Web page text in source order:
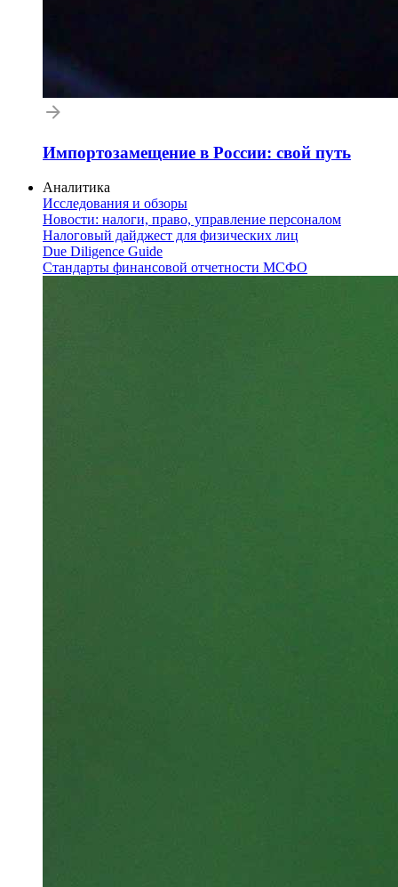
Импортозамещение в России: свой путь
Аналитика
Исследования и обзоры
Новости: налоги, право, управление персоналом
Налоговый дайджест для физических лиц
Due Diligence Guide
Стандарты финансовой отчетности МСФО